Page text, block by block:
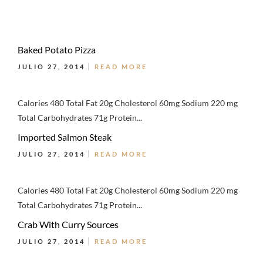
Baked Potato Pizza
JULIO 27, 2014 READ MORE
Calories 480 Total Fat 20g Cholesterol 60mg Sodium 220 mg
Total Carbohydrates 71g Protein...
Imported Salmon Steak
JULIO 27, 2014 READ MORE
Calories 480 Total Fat 20g Cholesterol 60mg Sodium 220 mg
Total Carbohydrates 71g Protein...
Crab With Curry Sources
JULIO 27, 2014 READ MORE